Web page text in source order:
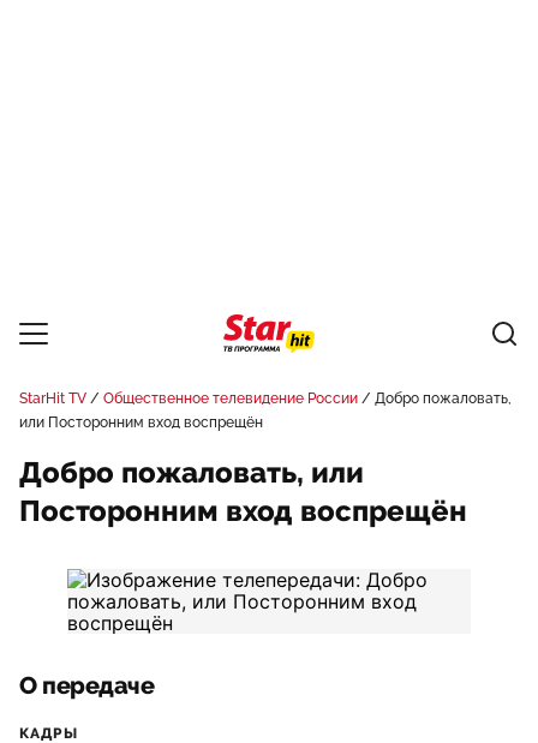
StarHit TV Общественное телевидение России
Добро пожаловать,
или Посторонним вход воспрещён
Добро пожаловать, или
Посторонним вход воспрещён
О передаче
КАДРЫ